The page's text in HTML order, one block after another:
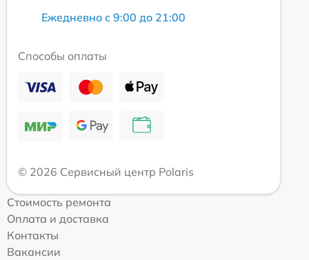
Ежедневно с 9:00 до 21:00
Способы оплаты
© 2026 Сервисный центр Polaris
Стоимость ремонта
Оплата и доставка
Контакты
Вакансии